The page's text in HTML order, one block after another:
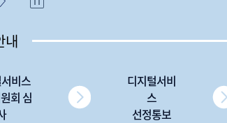
내
비스
회 심
디지털서비
스
선정통보